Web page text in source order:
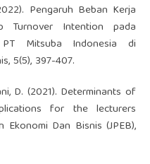
Pengaruh Beban Kerja
Turnover Intention pada
Mitsuba Indonesia di
5(5), 397-407.
D. (2021). Determinants of
for the lecturers
Ekonomi Dan Bisnis (JPEB),